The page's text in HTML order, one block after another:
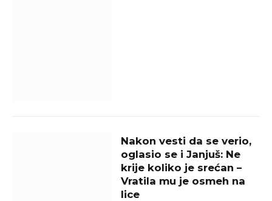
Nakon vesti da se verio,
oglasio se i Janjuš: Ne
krije koliko je srećan –
Vratila mu je osmeh na
lice